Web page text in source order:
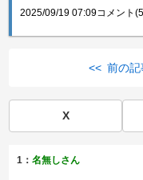
2025/09/19 07:09コメント
<< 前の記
X
1：名無しさん